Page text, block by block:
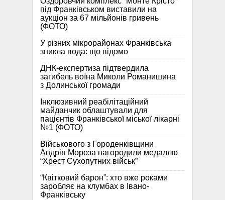
під Франківськом виставили на
аукціон за 67 мільйонів гривень
(ФОТО)
У різних мікрорайонах Франківська
зникла вода: що відомо
ДНК-експертиза підтвердила
загибель воїна Миколи Романишина
з Долинської громади
Інклюзивний реабілітаційний
майданчик облаштували для
пацієнтів Франківської міської лікарні
№1 (ФОТО)
Військового з Городенківщини
Андрія Мороза нагородили медаллю
“Хрест Сухопутних військ”
“Квітковий барон”: хто вже роками
заробляє на клумбах в Івано-
Франківську